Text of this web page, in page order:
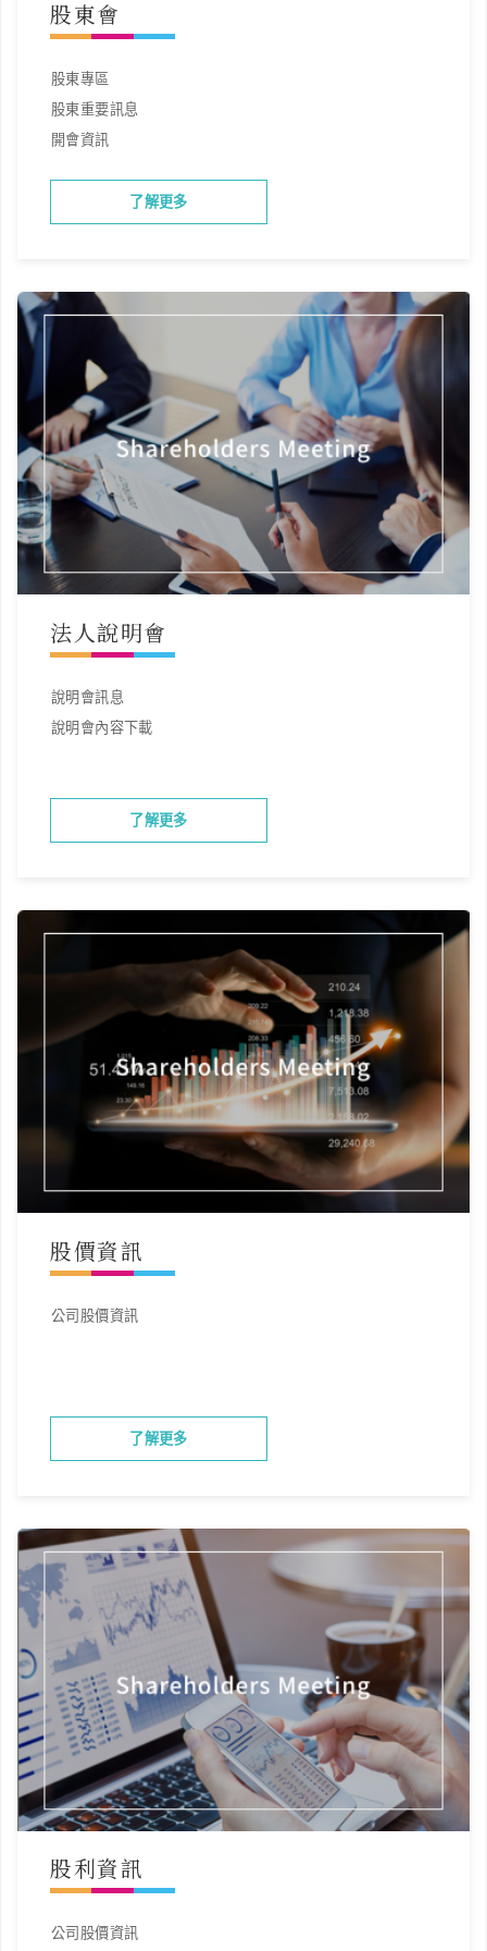
股東會
股東專區
股東重要訊息
開會資訊
了解更多
法人說明會
說明會訊息
說明會內容下載
了解更多
股價資訊
公司股價資訊
了解更多
股利資訊
公司股價資訊